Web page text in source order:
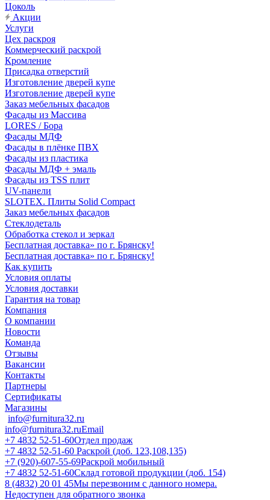
Цоколь
Акции
Услуги
Цех раскроя
Коммерческий раскрой
Кромление
Присадка отверстий
Изготовление дверей купе
Изготовление дверей купе
Заказ мебельных фасадов
Фасады из Массива
LORES / Бора
Фасады МДФ
Фасады в плёнке ПВХ
Фасады из пластика
Фасады МДФ + эмаль
Фасады из TSS плит
UV-панели
SLOTEX. Плиты Solid Compact
Заказ мебельных фасадов
Стеклодеталь
Обработка стекол и зеркал
Бесплатная доставка» по г. Брянску!
Бесплатная доставка» по г. Брянску!
Как купить
Условия оплаты
Условия доставки
Гарантия на товар
Компания
О компании
Новости
Команда
Отзывы
Вакансии
Контакты
Партнеры
Сертификаты
Магазины
info@furnitura32.ru
info@furnitura32.ruEmail
+7 4832 52-51-60Отдел продаж
+7 4832 52-51-60 Раскрой (доб. 123,108,135)
+7 (920)-607-55-69Раскрой мобильный
+7 4832 52-51-60Склад готовой продукции (доб. 154)
8 (4832) 20 01 45Мы перезвоним с данного номера.
Недоступен для обратного звонка